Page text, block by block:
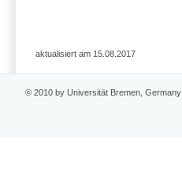
aktualisiert am 15.08.2017
© 2010 by Universität Bremen, Germany